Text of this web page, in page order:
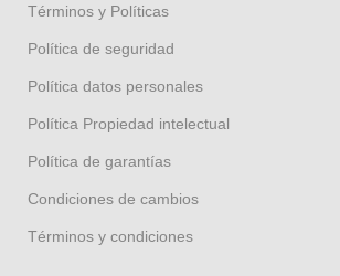
Términos y Políticas
Política de seguridad
Política datos personales
Política Propiedad intelectual
Política de garantías
Condiciones de cambios
Términos y condiciones